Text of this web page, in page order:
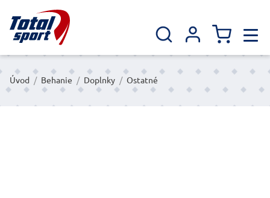
Úvod / Behanie / Doplnky / Ostatné